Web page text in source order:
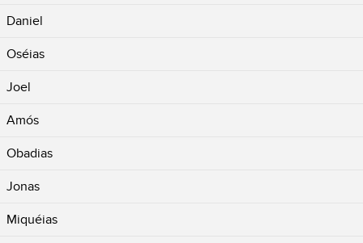
Daniel
Oséias
Joel
Amós
Obadias
Jonas
Miquéias